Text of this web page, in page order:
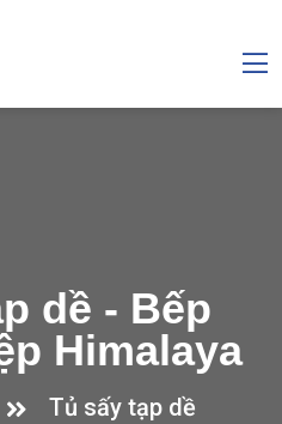
dề - Bếp
Himalaya
Tủ sấy tạp dề